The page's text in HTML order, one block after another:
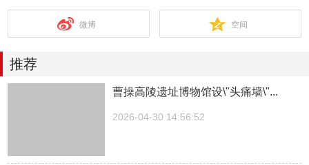
微博 空间
推荐
曹操高陵遗址博物馆设\"头痛墙\"...
2026-04-30 14:56:52